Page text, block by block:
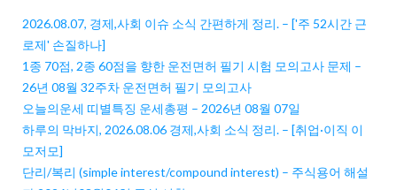
2026.08.07, 경제,사회 이슈 소식 간편하게 정리. – ['주 52시간 근
로제' 손질하나]
1종 70점, 2종 60점을 향한 운전면허 필기 시험 모의고사 문제 –
26년 08월 32주차 운전면허 필기 모의고사
오늘의운세 띠별특징 운세총평 – 2026년 08월 07일
하루의 막바지, 2026.08.06 경제,사회 소식 정리. – [취업·이직 이
모저모]
단리/복리 (simple interest/compound interest) – 주식용어 해설